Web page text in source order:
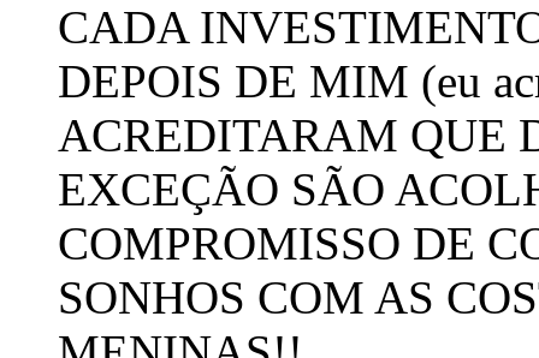
CADA
DEPOIS DE MIM (eu
ACREDITARAM QUE
EXCEÇÃO SÃO
COMPROMISSO DE
SONHOS COM AS